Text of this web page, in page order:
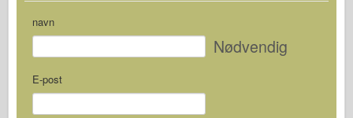
navn
Nødvendig
E-post